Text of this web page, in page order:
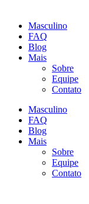
Masculino
FAQ
Blog
Mais
Sobre
Equipe
Contato
Masculino
FAQ
Blog
Mais
Sobre
Equipe
Contato